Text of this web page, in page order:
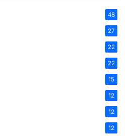
48
27
22
22
15
12
12
12